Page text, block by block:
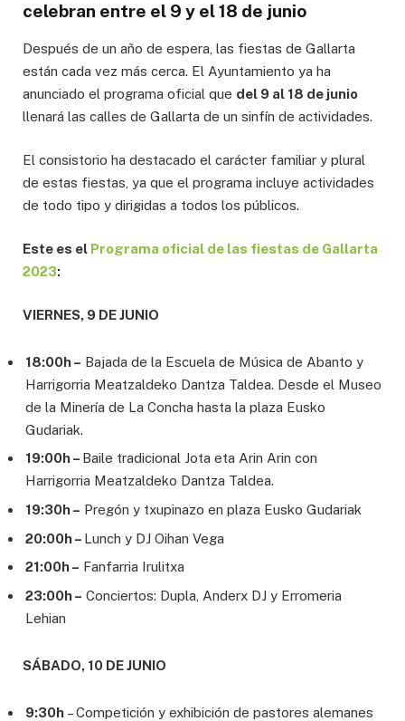
celebran entre el 9 y el 18 de junio
Después de un año de espera, las fiestas de Gallarta
están cada vez más cerca. El Ayuntamiento ya ha
anunciado el programa oficial que del 9 al 18 de junio
llenará las calles de Gallarta de un sinfín de actividades.
El consistorio ha destacado el carácter familiar y plural
de estas fiestas, ya que el programa incluye actividades
de todo tipo y dirigidas a todos los públicos.
Este es el Programa oficial de las fiestas de Gallarta
2023:
VIERNES, 9 DE JUNIO
18:00h – Bajada de la Escuela de Música de Abanto y
Harrigorria Meatzaldeko Dantza Taldea. Desde el Museo
de la Minería de La Concha hasta la plaza Eusko
Gudariak.
19:00h – Baile tradicional Jota eta Arin Arin con
Harrigorria Meatzaldeko Dantza Taldea.
19:30h – Pregón y txupinazo en plaza Eusko Gudariak
20:00h – Lunch y DJ Oihan Vega
21:00h – Fanfarria Irulitxa
23:00h – Conciertos: Dupla, Anderx DJ y Erromeria
Lehian
SÁBADO, 10 DE JUNIO
9:30h – Competición y exhibición de pastores alemanes